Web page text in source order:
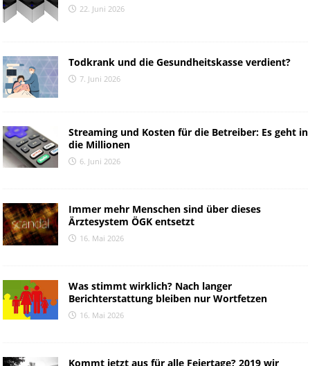
22. Juni 2026
Todkrank und die Gesundheitskasse verdient?
7. Juni 2026
Streaming und Kosten für die Betreiber: Es geht in
die Millionen
6. Juni 2026
Immer mehr Menschen sind über dieses
Ärztesystem ÖGK entsetzt
16. Mai 2026
Was stimmt wirklich? Nach langer
Berichterstattung bleiben nur Wortfetzen
16. Mai 2026
Kommt jetzt aus für alle Feiertage? 2019 wir